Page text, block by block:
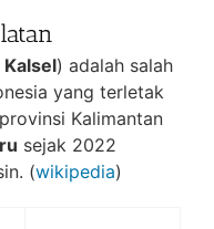
Kalsel) adalah salah
yang terletak
Kalimantan
sejak 2022
(wikipedia)